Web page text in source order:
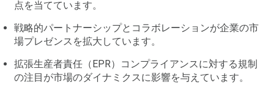
点を当てています。
戦略的パートナーシップとコラボレーションが企業の市
場プレゼンスを拡大しています。
拡張生産者責任（EPR）コンプライアンスに対する規制
の注目が市場のダイナミクスに影響を与えています。